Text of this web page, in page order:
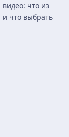
что из
и что выбрать